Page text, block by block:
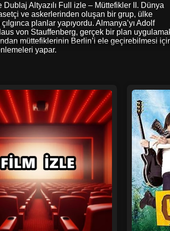
Altyazılı Full izle – Müttefikler II. Dünya
ve askerlerinden oluşan bir grup, ülke
planlar yapıyordu. Almanya’yı Adolf
von Stauffenberg, gerçek bir plan
müttefiklerinin Berlin’i ele geçirebilmesi
yapar.